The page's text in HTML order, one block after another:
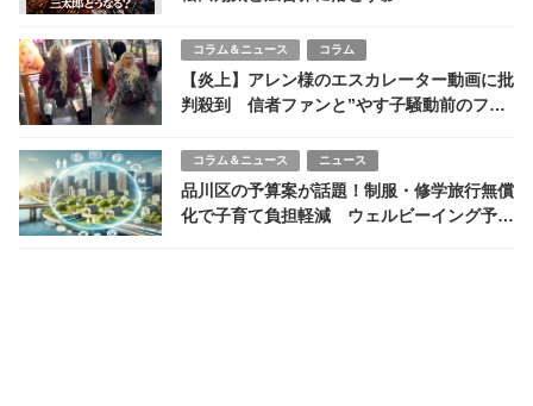
コラム＆ニュース コラム
【炎上】アレン様のエスカレーター動画に批
判殺到 信者ファンと”やす子騒動前のフワ
コラム＆ニュース ニュース
品川区の予算案が話題！制服・修学旅行無償
化で子育て負担軽減 ウェルビーイング予算